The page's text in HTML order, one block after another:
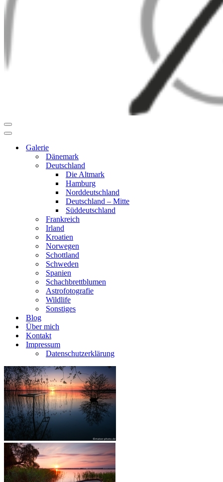
Navigationsmenü
Navigationsmenü
Galerie
Dänemark
Deutschland
Die Altmark
Hamburg
Norddeutschland
Deutschland – Mitte
Süddeutschland
Frankreich
Irland
Kroatien
Norwegen
Schottland
Schweden
Spanien
Schachbrettblumen
Astrofotografie
Wildlife
Sonstiges
Blog
Über mich
Kontakt
Impressum
Datenschutzerklärung